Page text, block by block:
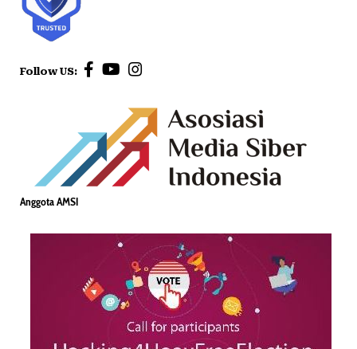
Follow US:
Anggota AMSI